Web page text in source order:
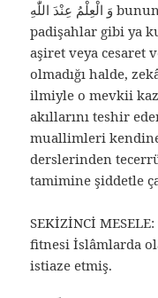
وَ الْعِلْمُ عِنْدَ اللّٰهِ‌ bunun bir tevili şudur ki: Başka
padişahlar gibi ya
aşiret veya cesaret
olmadığı halde,
ilmiyle o mevkii
akıllarını teshir
muallimleri
derslerinden
tamimine şiddetle
SEKİZİNCİ
fitnesi İslâmlarda
istiaze etmiş.